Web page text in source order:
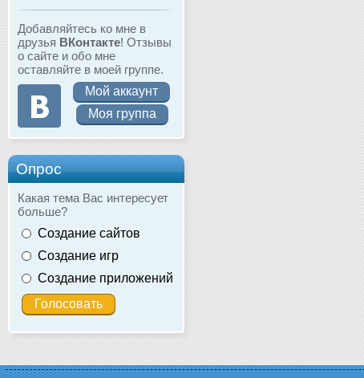
Добавляйтесь ко мне в
друзья ВКонтакте! Отзывы
о сайте и обо мне
оставляйте в моей группе.
Мой аккаунт
Моя группа
Опрос
Какая тема Вас интересует
больше?
Создание сайтов
Создание игр
Создание приложений